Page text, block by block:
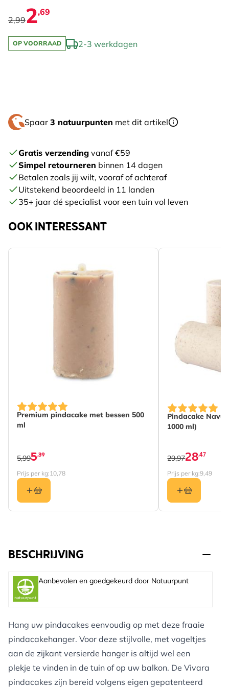
2,992,69
OP VOORRAAD 2-3 werkdagen
Spaar 3 natuurpunten met dit artikel
Gratis verzending vanaf €59
Simpel retourneren binnen 14 dagen
Betalen zoals jij wilt, vooraf of achteraf
Uitstekend beoordeeld in 11 landen
35+ jaar dé specialist voor een tuin vol leven
OOK INTERESSANT
Premium pindacake met bessen 500
ml
5,39
5,99
Prijs per kg:10,78
Pindacake
1000 ml)
The price
29,9728,47
Prijs per kg:9,49
BESCHRIJVING
Aanbevolen en goedgekeurd door Natuurpunt
Hang uw pindacakes eenvoudig op met deze fraaie
pindacakehanger. Voor deze stijlvolle, met vogeltjes
aan de zijkant versierde hanger is altijd wel een
plekje te vinden in de tuin of op uw balkon. De Vivara
pindacakes zijn bereid volgens eigen gepatenteerd